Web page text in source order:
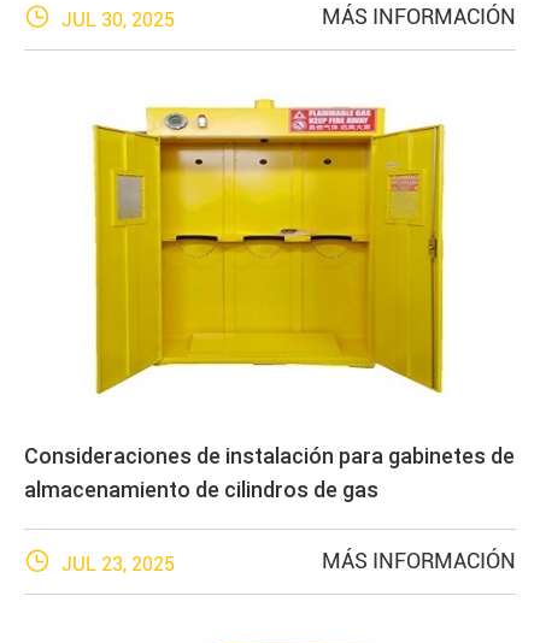
 JUL 30, 2025 MÁS INFORMACIÓN
Consideraciones de instalación para gabinetes de
almacenamiento de cilindros de gas
 JUL 23, 2025 MÁS INFORMACIÓN